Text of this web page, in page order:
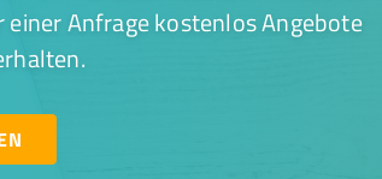
Anfrage kostenlos Angebote